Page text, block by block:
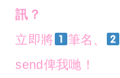
訊？
立即將
筆名、
send俾我哋！